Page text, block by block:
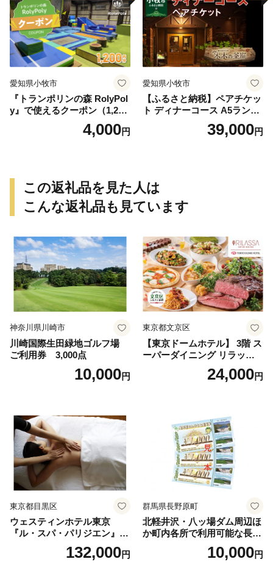
愛知県小牧市
『トランポリンの森 RolyPol
y』で使えるクーポン（1,200
4,000円
愛知県小牧市
【ふるさと納税】ペアチケッ
ト ディナーコース A5ランク
飛騨牛 コース 記念日 お誕生
日 特別な日 完全個室 ノンア
県 小牧市 送料無料
39,000円
この返礼品を見た人は
こんな返礼品も見ています
神奈川県川崎市
川崎国際生田緑地ゴルフ場
ご利用券 3,000点
10,000円
東京都文京区
【東京ドームホテル】 3階 ス
ーパーダイニング リラッサ
ランチブッフェ お食事券 大
人1名様分 関東 東京 ご利用
24,000円
東京都目黒区
ウェスティンホテル東京
『ル・スパ・パリジエン』選
べるボディセラピー90分/1名
132,000円
群馬県長野原町
北軽井沢・八ッ場ダム周辺ほ
か町内各所で利用可能な長野
原町ふるさと感謝券（3,000
円分）【トラベル 観光 旅行
10,000円